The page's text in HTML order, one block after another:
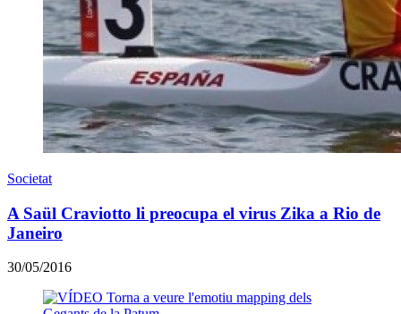
Societat
A Saül Craviotto li preocupa el virus Zika a Rio de
Janeiro
30/05/2016